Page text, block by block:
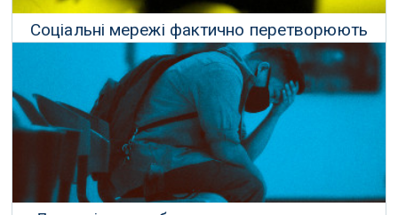
Соціальні мережі фактично перетворюють
нас на голодних щурів
01 Березня 2021 р.